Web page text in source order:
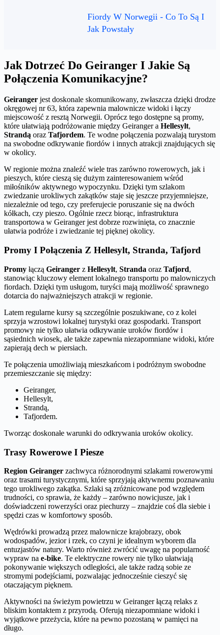
Fiordy W Norwegii - Co To Są I
Jak Powstały
Jak Dotrzeć Do Geiranger I Jakie Są
Połączenia Komunikacyjne?
Geiranger jest doskonale skomunikowany, zwłaszcza dzięki drodze
okręgowej nr 63, która zapewnia malownicze widoki i łączy
miejscowość z resztą Norwegii. Oprócz tego dostępne są promy,
które ułatwiają podróżowanie między Geiranger a Hellesylt,
Strandą oraz Tafjordem. Te wodne połączenia pozwalają turystom
na swobodne odkrywanie fiordów i innych atrakcji znajdujących się
w okolicy.
W regionie można znaleźć wiele tras zarówno rowerowych, jak i
pieszych, które cieszą się dużym zainteresowaniem wśród
miłośników aktywnego wypoczynku. Dzięki tym szlakom
zwiedzanie urokliwych zakątków staje się jeszcze przyjemniejsze,
niezależnie od tego, czy preferujecie poruszanie się na dwóch
kółkach, czy pieszo. Ogólnie rzecz biorąc, infrastruktura
transportowa w Geiranger jest dobrze rozwinięta, co znacznie
ułatwia podróże i zwiedzanie tej pięknej okolicy.
Promy I Połączenia Z Hellesylt, Stranda, Tafjord
Promy łączą Geiranger z Hellesylt, Stranda oraz Tafjord,
stanowiąc kluczowy element lokalnego transportu po malowniczych
fiordach. Dzięki tym usługom, turyści mają możliwość sprawnego
dotarcia do najważniejszych atrakcji w regionie.
Latem regularne kursy są szczególnie poszukiwane, co z kolei
sprzyja wzrostowi lokalnej turystyki oraz gospodarki. Transport
promowy nie tylko ułatwia odkrywanie uroków fiordów i
sąsiednich wiosek, ale także zapewnia niezapomniane widoki, które
zapierają dech w piersiach.
Te połączenia umożliwiają mieszkańcom i podróżnym swobodne
przemieszczanie się między:
Geiranger,
Hellesylt,
Strandą,
Tafjordem.
Tworząc doskonałe warunki do odkrywania uroków okolicy.
Trasy Rowerowe I Piesze
Region Geiranger zachwyca różnorodnymi szlakami rowerowymi
oraz trasami turystycznymi, które sprzyjają aktywnemu poznawaniu
tego urokliwego zakątka. Szlaki są zróżnicowane pod względem
trudności, co sprawia, że każdy – zarówno nowicjusze, jak i
doświadczeni rowerzyści oraz piechurzy – znajdzie coś dla siebie i
spędzi czas w komfortowy sposób.
Wędrówki prowadzą przez malownicze krajobrazy, obok
wodospadów, jezior i rzek, co czyni je idealnym wyborem dla
entuzjastów natury. Warto również zwrócić uwagę na popularność
wypraw na e-bike. Te elektryczne rowery nie tylko ułatwiają
pokonywanie większych odległości, ale także radzą sobie ze
stromymi podejściami, pozwalając jednocześnie cieszyć się
otaczającym pięknem.
Aktywności na świeżym powietrzu w Geiranger łączą relaks z
bliskim kontaktem z przyrodą. Oferują niezapomniane widoki i
wyjątkowe przeżycia, które na pewno pozostaną w pamięci na
długo.